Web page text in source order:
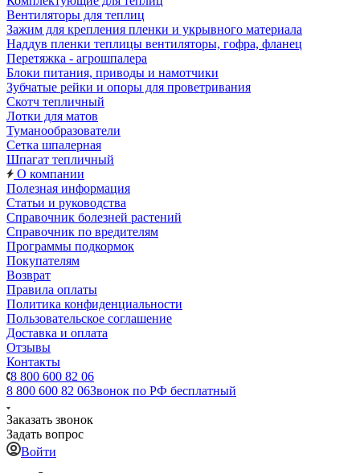
Вентиляторы для теплиц
Зажим для крепления пленки и укрывного материала
Наддув пленки теплицы вентиляторы, гофра, фланец
Перетяжка - агрошпалера
Блоки питания, приводы и намотчики
Зубчатые рейки и опоры для проветривания
Скотч тепличный
Лотки для матов
Туманообразователи
Сетка шпалерная
Шпагат тепличный
О компании
Полезная информация
Статьи и руководства
Справочник болезней растений
Справочник по вредителям
Программы подкормок
Покупателям
Возврат
Правила оплаты
Политика конфиденциальности
Пользовательское соглашение
Доставка и оплата
Отзывы
Контакты
8 800 600 82 06
8 800 600 82 06Звонок по РФ бесплатный
Заказать звонок
Задать вопрос
Войти